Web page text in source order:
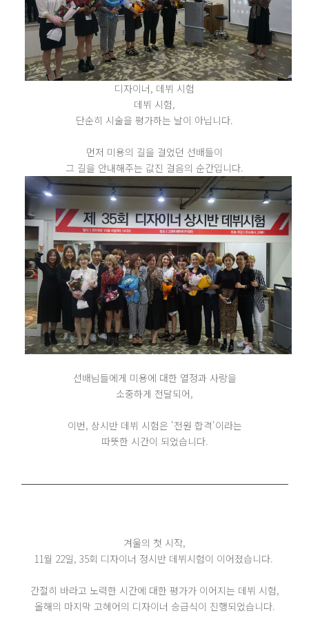
디자이너, 데뷔 시험
데뷔 시험,
단순히 시술을 평가하는 날이 아닙니다.
먼저 미용의 길을 걸었던 선배들이
그 길을 안내해주는 값진 걸음의 순간입니다.
선배님들에게 미용에 대한 열정과 사랑을
소중하게 전달되어,
이번, 상시반 데뷔 시험은 '전원 합격'이라는
따뜻한 시간이 되었습니다.
겨울의 첫 시작,
11월 22일, 35회 디자이너 정시반 데뷔시험이 이어졌습니다.
간절히 바라고 노력한 시간에 대한 평가가 이어지는 데뷔 시험,
올해의 마지막 고헤어의 디자이너 승급식이 진행되었습니다.